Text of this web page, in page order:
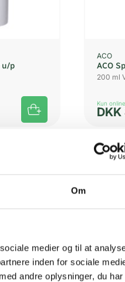
Om
medier og til at
inden for sociale
andre oplysninger, du har
u/p
ACO
ACO
200 ml
Kun online
DKK